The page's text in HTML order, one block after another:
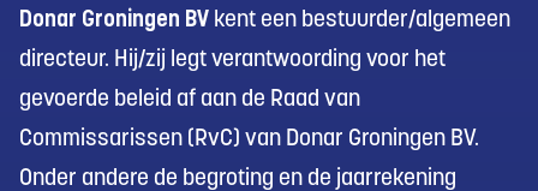
Donar Groningen BV kent een bestuurder/algemeen
directeur. Hij/zij legt verantwoording voor het
gevoerde beleid af aan de Raad van
Commissarissen (RvC) van Donar Groningen BV.
Onder andere de begroting en de jaarrekening